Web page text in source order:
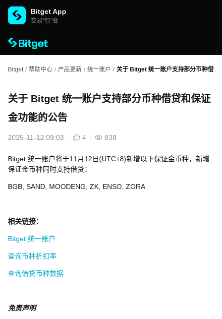
Bitget App
交易“智”变
Bitget / 帮助中心 / 产品更新 / 统一账户 / 关于 Bitget 统一账户支持部分币种借贷
关于 Bitget 统一账户支持部分币种借贷和保证
金功能的公告
2025-11-12 09:03 4 838
Bitget 统一账户将于11月12日(UTC+8)新增以下保证金币种，新增
保证金币种同时支持借贷：
BGB, SAND, MOODENG, ZK, ENSO, ZORA
相关链接：
Bitget 统一账户
查询币种折扣率
查询借贷币种数据
免责声明